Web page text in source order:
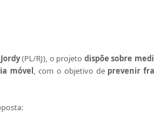
(PL/RJ), o projeto dispõe sobre
móvel, com o objetivo de prevenir